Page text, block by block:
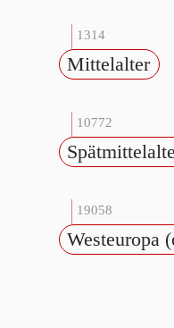
1314
Mittelalter
10772
19058
Westeuropa